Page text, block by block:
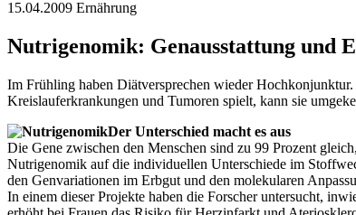
15.04.2009 Ernährung
Nutrigenomik: Genausstattung und
Im Frühling haben Diätversprechen wieder
Kreislauferkrankungen und Tumoren spielt, kann sie
Der Unterschied macht es aus
Die Gene zwischen den Menschen sind zu 99 Prozent
Nutrigenomik auf die individuellen Unterschiede im
den Genvariationen im Erbgut und den molekularen
In einem dieser Projekte haben die Forscher untersucht,